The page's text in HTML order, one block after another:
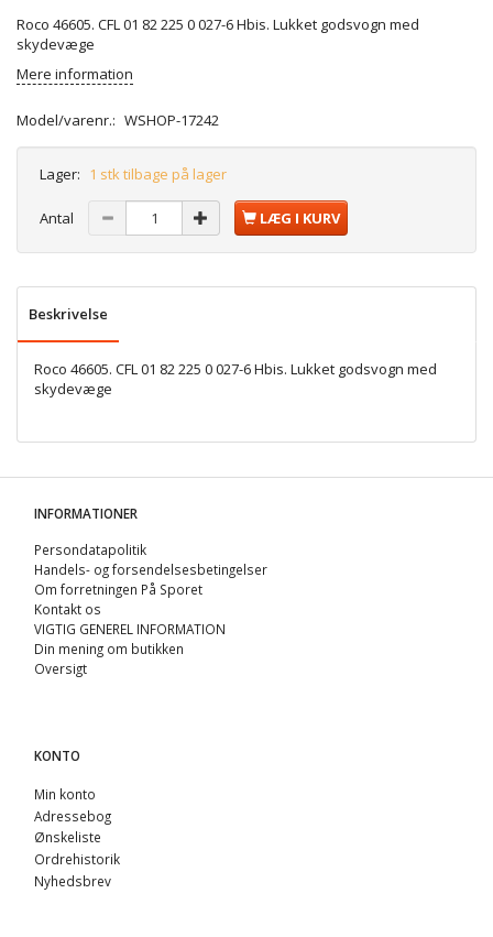
Roco 46605. CFL 01 82 225 0 027-6 Hbis. Lukket godsvogn med
skydevæge
Mere information
Model/varenr.: WSHOP-17242
Lager: 1 stk tilbage på lager
Antal LÆG I KURV
Beskrivelse
Roco 46605. CFL 01 82 225 0 027-6 Hbis. Lukket godsvogn med
skydevæge
INFORMATIONER
Persondatapolitik
Handels- og forsendelsesbetingelser
Om forretningen På Sporet
Kontakt os
VIGTIG GENEREL INFORMATION
Din mening om butikken
Oversigt
KONTO
Min konto
Adressebog
Ønskeliste
Ordrehistorik
Nyhedsbrev